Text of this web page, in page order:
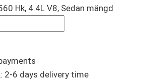
Hk, 4.4L V8, Sedan mängd
2-6 days delivery time